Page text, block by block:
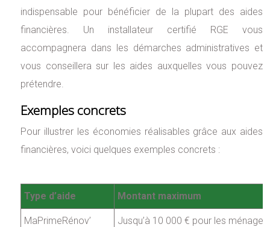
indispensable pour bénéficier de la plupart des aides
financières. Un installateur certifié RGE vous
accompagnera dans les démarches administratives et
vous conseillera sur les aides auxquelles vous pouvez
prétendre.
Exemples concrets
Pour illustrer les économies réalisables grâce aux aides
financières, voici quelques exemples concrets :
Type d’aide Montant maximum
MaPrimeRénov’ Jusqu’à 10 000 € pour les